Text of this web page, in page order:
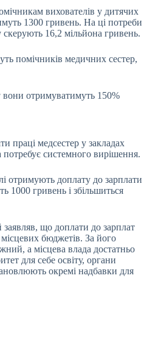
вихователів у дитячих
1300 гривень. На ці потреби
16,2 мільйона гривень.
помічників медичних сестер,
вони отримуватимуть 150%
праці медсестер у закладах
системного вирішення.
отримують доплату до зарплати
1000 гривень і збільшиться
що доплати до зарплат
бюджетів. За його
а місцева влада достатньо
для себе освіту, органи
окремі надбавки для